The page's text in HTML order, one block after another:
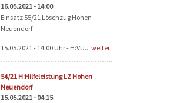
16.05.2021 - 14:00
Einsatz 55/21 Löschzug Hohen
Neuendorf
15.05.2021 - 14:00 Uhr - H:VU... weiter
54/21 H:Hilfeleistung LZ Hohen
Neuendorf
15.05.2021 - 04:15